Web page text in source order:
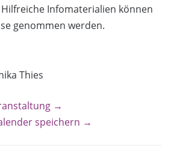
Infomaterialien können
genommen werden.
Thies
→
speichern →